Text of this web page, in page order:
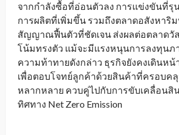
จากกำลังซื้อที่อ่อนตัวลง การแข่งขันที่รุ
การผลิตที่เพิ่มขึ้น รวมถึงตลาดอสังหาริ
สัญญาณฟื้นตัวที่ชัดเจน ส่งผลต่อตลาดวั
โน้มทรงตัว แม้จะมีแรงหนุนการลงทุนภ
ความท้าทายดังกล่าว ธุรกิจยังคงเดินหน้
เพื่อตอบโจทย์ลูกค้าด้วยสินค้าที่ครอบค
หลากหลาย ควบคู่ไปกับการขับเคลื่อนสิ
ทิศทาง Net Zero Emission